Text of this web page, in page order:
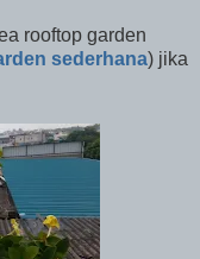
rooftop garden
sederhana) jika